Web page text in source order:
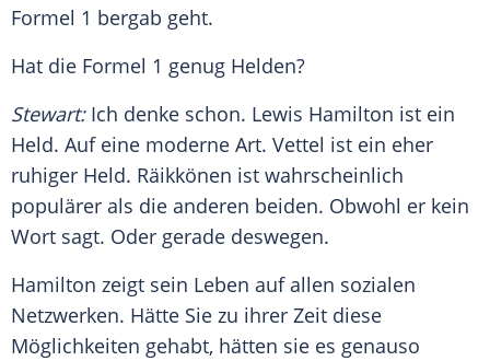
Formel 1 bergab geht.
Hat die Formel 1 genug Helden?
Stewart:Ich denke schon. Lewis Hamilton ist ein
Held. Auf eine moderne Art. Vettel ist ein eher
ruhiger Held. Räikkönen ist wahrscheinlich
populärer als die anderen beiden. Obwohl er kein
Wort sagt. Oder gerade deswegen.
Hamilton zeigt sein Leben auf allen sozialen
Netzwerken. Hätte Sie zu ihrer Zeit diese
Möglichkeiten gehabt, hätten sie es genauso